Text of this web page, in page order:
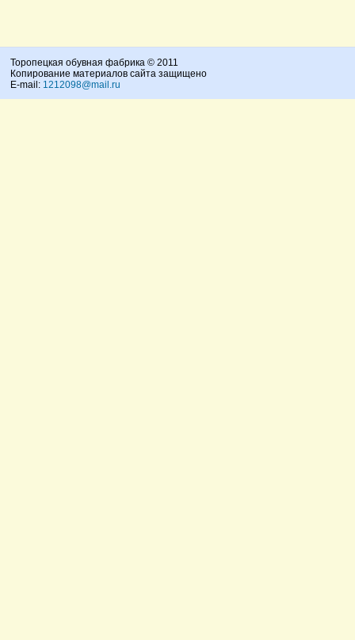
Торопецкая обувная фабрика © 2011
Копирование материалов сайта защищено
E-mail: 1212098@mail.ru